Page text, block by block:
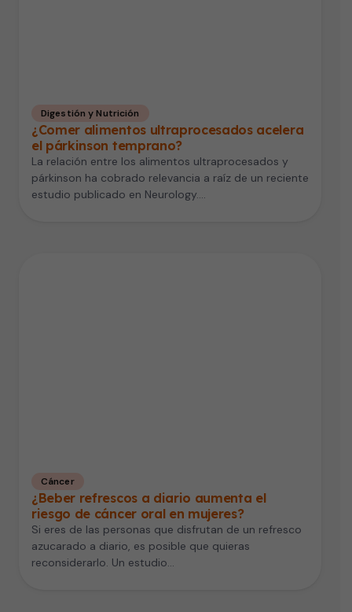
Digestión y Nutrición
¿Comer alimentos ultraprocesados acelera
el párkinson temprano?
La relación entre los alimentos ultraprocesados y
párkinson ha cobrado relevancia a raíz de un reciente
estudio publicado en Neurology.…
Cáncer
¿Beber refrescos a diario aumenta el
riesgo de cáncer oral en mujeres?
Si eres de las personas que disfrutan de un refresco
azucarado a diario, es posible que quieras
reconsiderarlo. Un estudio…